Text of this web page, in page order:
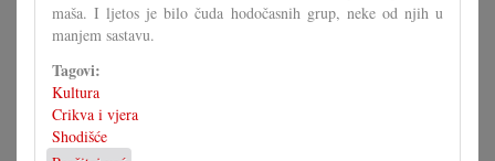
maša. I ljetos je bilo čuda hodočasnih grup, neke od njih u
manjem sastavu.
Tagovi:
Kultura
Crikva i vjera
Shodišće